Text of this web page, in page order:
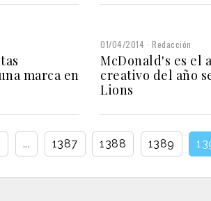
marca en
01/04/2014 Redacción
McDonald's es el
creativo del año
Lions
... 1387 1388 1389